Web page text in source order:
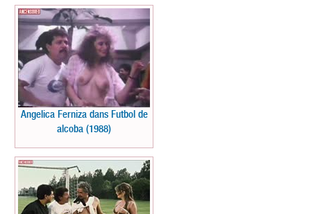
Angelica Ferniza dans Futbol de
alcoba (1988)